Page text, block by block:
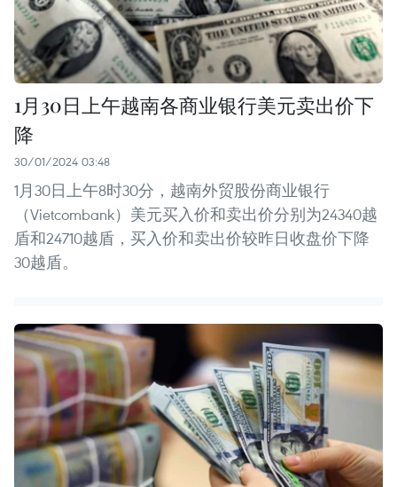
1月30日上午越南各商业银行美元卖出价下
降
30/01/2024 03:48
1月30日上午8时30分，越南外贸股份商业银行
（Vietcombank）美元买入价和卖出价分别为24340越
盾和24710越盾，买入价和卖出价较昨日收盘价下降
30越盾。